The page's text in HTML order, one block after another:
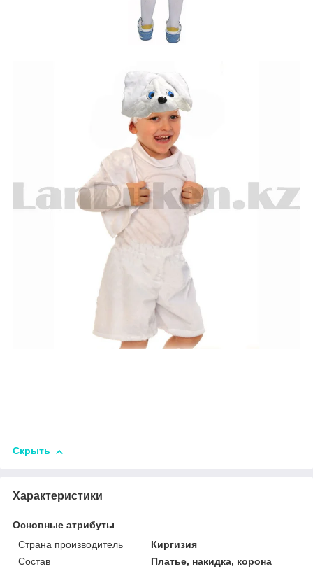
Скрыть
Характеристики
Основные атрибуты
Страна производитель
Киргизия
Состав
Платье, накидка, корона